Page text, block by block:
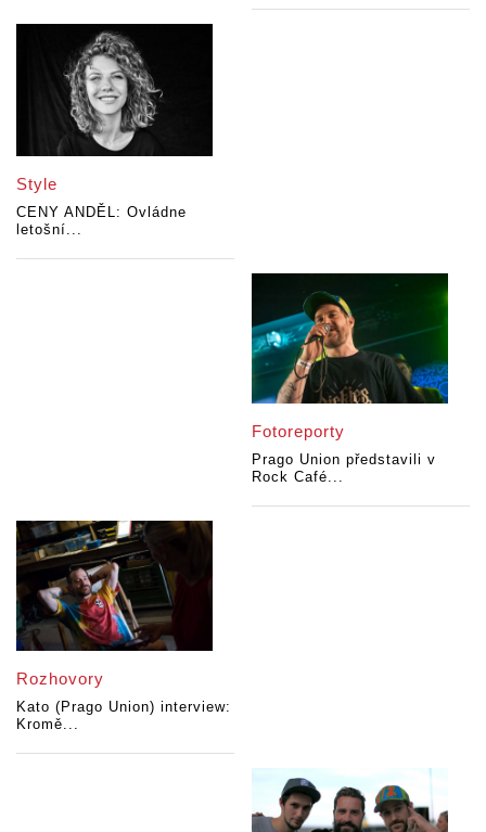
Style
CENY ANDĚL: Ovládne
letošní...
Fotoreporty
Prago Union představili v
Rock Café...
Rozhovory
Kato (Prago Union) interview:
Kromě...